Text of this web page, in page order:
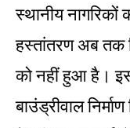
स्थानीय नागरिकों
हस्तांतरण अब तक
को नहीं हुआ है।
बाउंड्रीवाल